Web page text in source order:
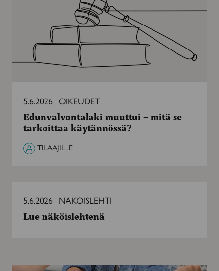
käytännössä?
5.6.2026 OIKEUDET
Edunvalvontalaki muuttui – mitä se
tarkoittaa käytännössä?
TILAAJILLE
näköislehtenä
5.6.2026 NÄKÖISLEHTI
Lue näköislehtenä